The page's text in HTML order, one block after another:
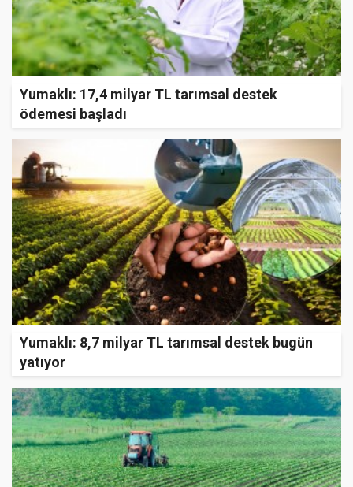
Yumaklı: 17,4 milyar TL tarımsal destek
ödemesi başladı
Yumaklı: 8,7 milyar TL tarımsal destek bugün
yatıyor